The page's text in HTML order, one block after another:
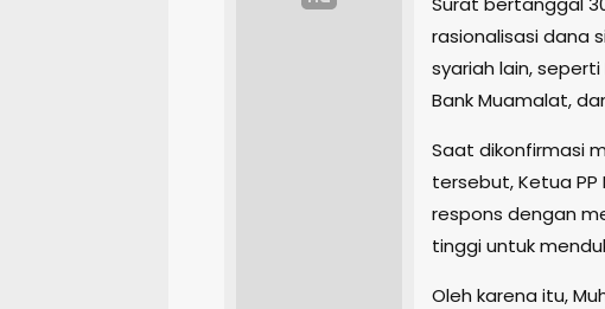
rasionalisasi dana
syariah lain, seperti
Bank Muamalat,
Saat dikonfirmasi
tersebut, Ketua
respons dengan
tinggi untuk
Oleh karena itu,